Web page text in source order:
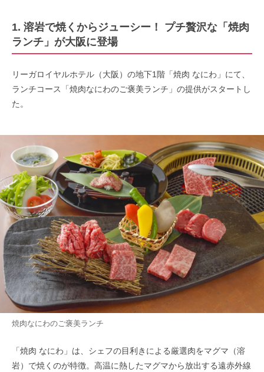
1. 溶岩で焼くからジューシー！ プチ贅沢な「焼肉
ランチ」が大阪に登場
リーガロイヤルホテル（大阪）の地下1階「焼肉 なにわ」にて、
ランチコース「焼肉なにわのご褒美ランチ」の提供がスタートし
た。
焼肉なにわのご褒美ランチ
「焼肉 なにわ」は、シェフの目利きによる厳選肉をマグマ（溶
岩）で焼くのが特徴。高温に熱したマグマから放出する遠赤外線